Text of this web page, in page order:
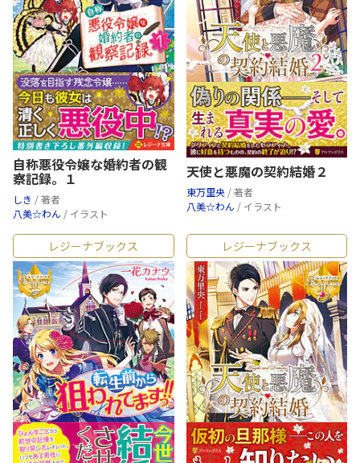
自称悪役令嬢な婚約者の観
察記録。１
しき / 著者
八美☆わん / イラスト
天使と悪魔の契約結婚２
東万里央 / 著者
八美☆わん / イラスト
レジーナブックス レジーナブックス